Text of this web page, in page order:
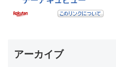
アーカイブ